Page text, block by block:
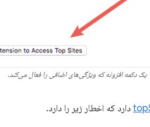
یک دکمه افزونه که ویژگی‌های اضافی را فعال می‌کند.
دارد که اخطار زیر را دارد.